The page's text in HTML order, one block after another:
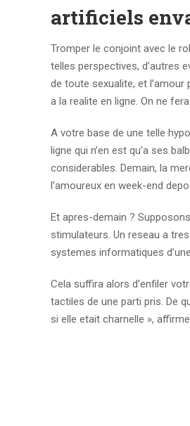
artificiels
Tromper le conjoint avec le
telles perspectives, d’autres
de toute sexualite, et
a la realite en ligne. On ne
A votre base de une telle
ligne qui n’en est qu’a ses
considerables. Demain, la
l’amoureux en week-end
Et apres-demain ?
stimulateurs. Un reseau a
systemes informatiques
Cela suffira alors d’enfiler
tactiles de une parti pris. De
si elle etait charnelle »,